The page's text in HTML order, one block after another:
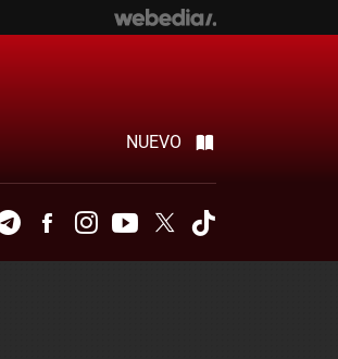
NUEVO
TelegramFacebookInstagramYoutubeTwitter